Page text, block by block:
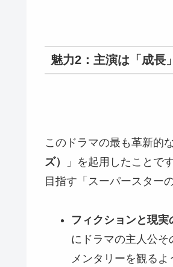
魅力2：主演は「成長
このドラマの最も革新的
ズ）
」を起用したことで
目指す「スーパースター
フィクションと現実
にドラマの主人公そ
メンタリーを観るよ